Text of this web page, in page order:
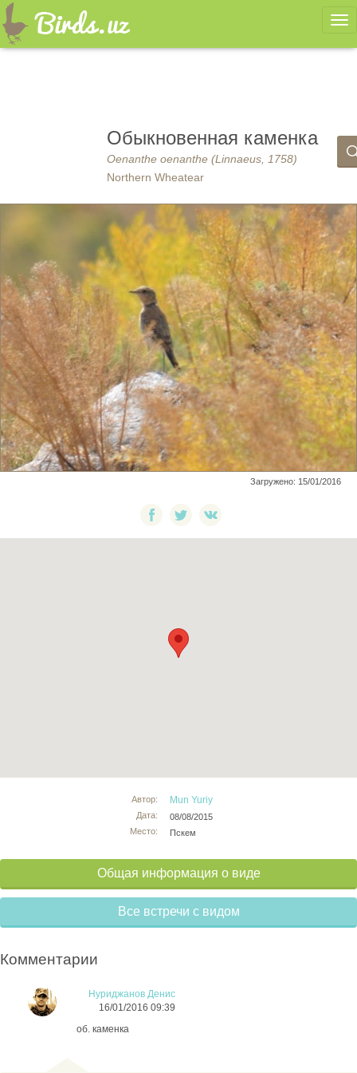
Обыкновенная каменка
Oenanthe oenanthe (Linnaeus, 1758)
Northern Wheatear
Загружено: 15/01/2016
Автор:
Дата:
Место:
Mun Yuriy
08/08/2015
Пскем
Общая информация о виде
Все встречи с видом
Комментарии
Нуриджанов Денис
16/01/2016 09:39
об. каменка